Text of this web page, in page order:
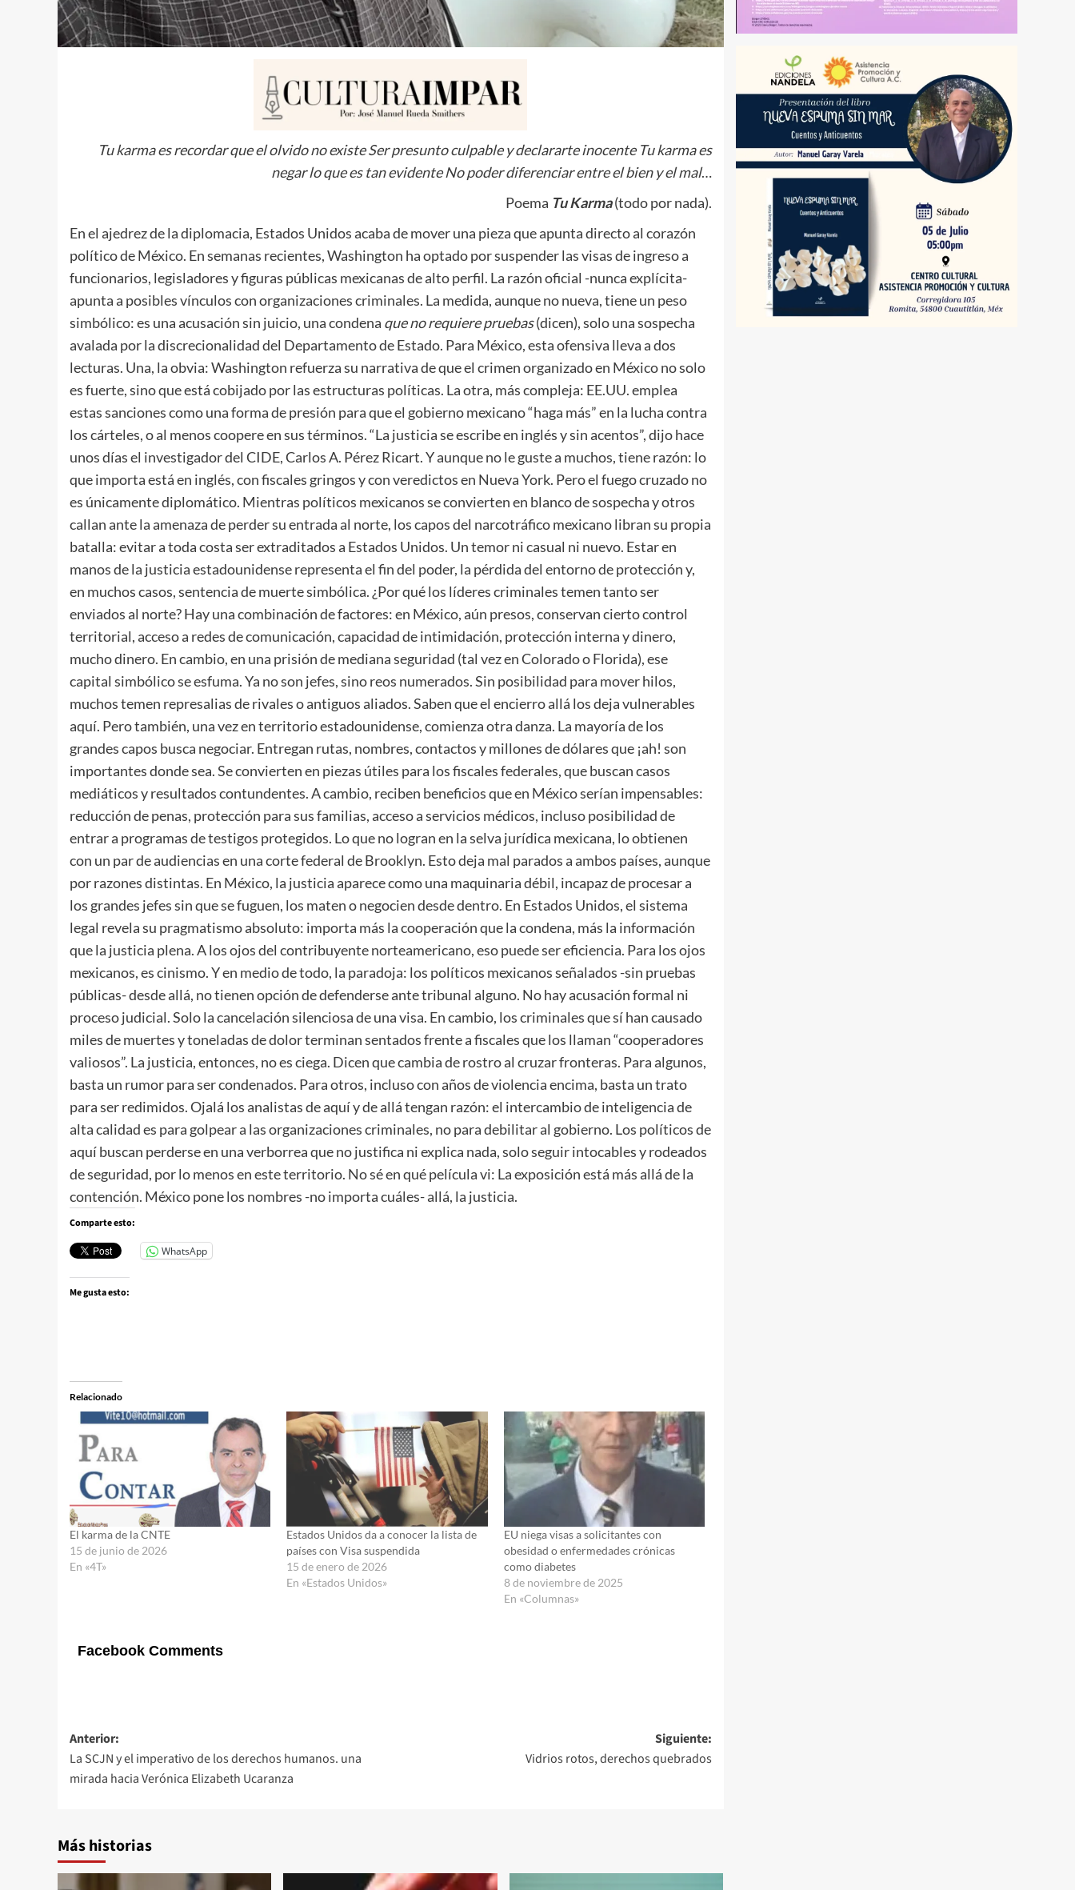
Tu karma es recordar que el olvido no existe Ser presunto culpable y declararte inocente Tu karma es
negar lo que es tan evidente No poder diferenciar entre el bien y el mal…
Poema Tu Karma(todo por nada).
En el ajedrez de la diplomacia, Estados Unidos acaba de mover una pieza que apunta directo al corazón
político de México. En semanas recientes, Washington ha optado por suspender las visas de ingreso a
funcionarios, legisladores y figuras públicas mexicanas de alto perfil. La razón oficial -nunca explícita-
apunta a posibles vínculos con organizaciones criminales. La medida, aunque no nueva, tiene un peso
simbólico: es una acusación sin juicio, una condena que no requiere pruebas(dicen), solo una sospecha
avalada por la discrecionalidad del Departamento de Estado. Para México, esta ofensiva lleva a dos
lecturas. Una, la obvia: Washington refuerza su narrativa de que el crimen organizado en México no solo
es fuerte, sino que está cobijado por las estructuras políticas. La otra, más compleja: EE.UU. emplea
estas sanciones como una forma de presión para que el gobierno mexicano “haga más” en la lucha contra
los cárteles, o al menos coopere en sus términos. “La justicia se escribe en inglés y sin acentos”, dijo hace
unos días el investigador del CIDE, Carlos A. Pérez Ricart. Y aunque no le guste a muchos, tiene razón: lo
que importa está en inglés, con fiscales gringos y con veredictos en Nueva York. Pero el fuego cruzado no
es únicamente diplomático. Mientras políticos mexicanos se convierten en blanco de sospecha y otros
callan ante la amenaza de perder su entrada al norte, los capos del narcotráfico mexicano libran su propia
batalla: evitar a toda costa ser extraditados a Estados Unidos. Un temor ni casual ni nuevo. Estar en
manos de la justicia estadounidense representa el fin del poder, la pérdida del entorno de protección y,
en muchos casos, sentencia de muerte simbólica. ¿Por qué los líderes criminales temen tanto ser
enviados al norte? Hay una combinación de factores: en México, aún presos, conservan cierto control
territorial, acceso a redes de comunicación, capacidad de intimidación, protección interna y dinero,
mucho dinero. En cambio, en una prisión de mediana seguridad (tal vez en Colorado o Florida), ese
capital simbólico se esfuma. Ya no son jefes, sino reos numerados. Sin posibilidad para mover hilos,
muchos temen represalias de rivales o antiguos aliados. Saben que el encierro allá los deja vulnerables
aquí. Pero también, una vez en territorio estadounidense, comienza otra danza. La mayoría de los
grandes capos busca negociar. Entregan rutas, nombres, contactos y millones de dólares que ¡ah! son
importantes donde sea. Se convierten en piezas útiles para los fiscales federales, que buscan casos
mediáticos y resultados contundentes. A cambio, reciben beneficios que en México serían impensables:
reducción de penas, protección para sus familias, acceso a servicios médicos, incluso posibilidad de
entrar a programas de testigos protegidos. Lo que no logran en la selva jurídica mexicana, lo obtienen
con un par de audiencias en una corte federal de Brooklyn. Esto deja mal parados a ambos países, aunque
por razones distintas. En México, la justicia aparece como una maquinaria débil, incapaz de procesar a
los grandes jefes sin que se fuguen, los maten o negocien desde dentro. En Estados Unidos, el sistema
legal revela su pragmatismo absoluto: importa más la cooperación que la condena, más la información
que la justicia plena. A los ojos del contribuyente norteamericano, eso puede ser eficiencia. Para los ojos
mexicanos, es cinismo. Y en medio de todo, la paradoja: los políticos mexicanos señalados -sin pruebas
públicas- desde allá, no tienen opción de defenderse ante tribunal alguno. No hay acusación formal ni
proceso judicial. Solo la cancelación silenciosa de una visa. En cambio, los criminales que sí han causado
miles de muertes y toneladas de dolor terminan sentados frente a fiscales que los llaman “cooperadores
valiosos”. La justicia, entonces, no es ciega. Dicen que cambia de rostro al cruzar fronteras. Para algunos,
basta un rumor para ser condenados. Para otros, incluso con años de violencia encima, basta un trato
para ser redimidos. Ojalá los analistas de aquí y de allá tengan razón: el intercambio de inteligencia de
alta calidad es para golpear a las organizaciones criminales, no para debilitar al gobierno. Los políticos de
aquí buscan perderse en una verborrea que no justifica ni explica nada, solo seguir intocables y rodeados
de seguridad, por lo menos en este territorio. No sé en qué película vi: La exposición está más allá de la
contención. México pone los nombres -no importa cuáles- allá, la justicia.
Comparte esto:
WhatsApp
Me gusta esto:
Relacionado
El karma de la CNTE
15 de junio de 2026
En «4T»
Estados Unidos da a conocer la lista de
países con Visa suspendida
15 de enero de 2026
En «Estados Unidos»
EU niega visas a solicitantes con
obesidad o enfermedades crónicas
como diabetes
8 de noviembre de 2025
En «Columnas»
Facebook Comments
Navegación
de
entradas
Anterior:
La SCJN y el imperativo de los derechos humanos. una
mirada hacia Verónica Elizabeth Ucaranza
Siguiente:
Vidrios rotos, derechos quebrados
Más historias